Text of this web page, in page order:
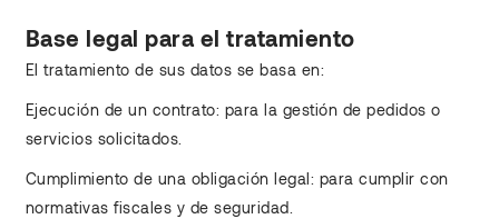
Base legal para el tratamiento
El tratamiento de sus datos se basa en:
Ejecución de un contrato: para la gestión de pedidos o
servicios solicitados.
Cumplimiento de una obligación legal: para cumplir con
normativas fiscales y de seguridad.